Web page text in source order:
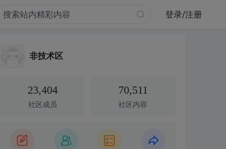
登录/注册
非技术区
23,404
社区成员
70,511
社区内容